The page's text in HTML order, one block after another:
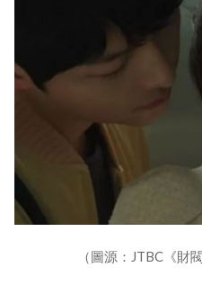
（圖源：JTBC《財